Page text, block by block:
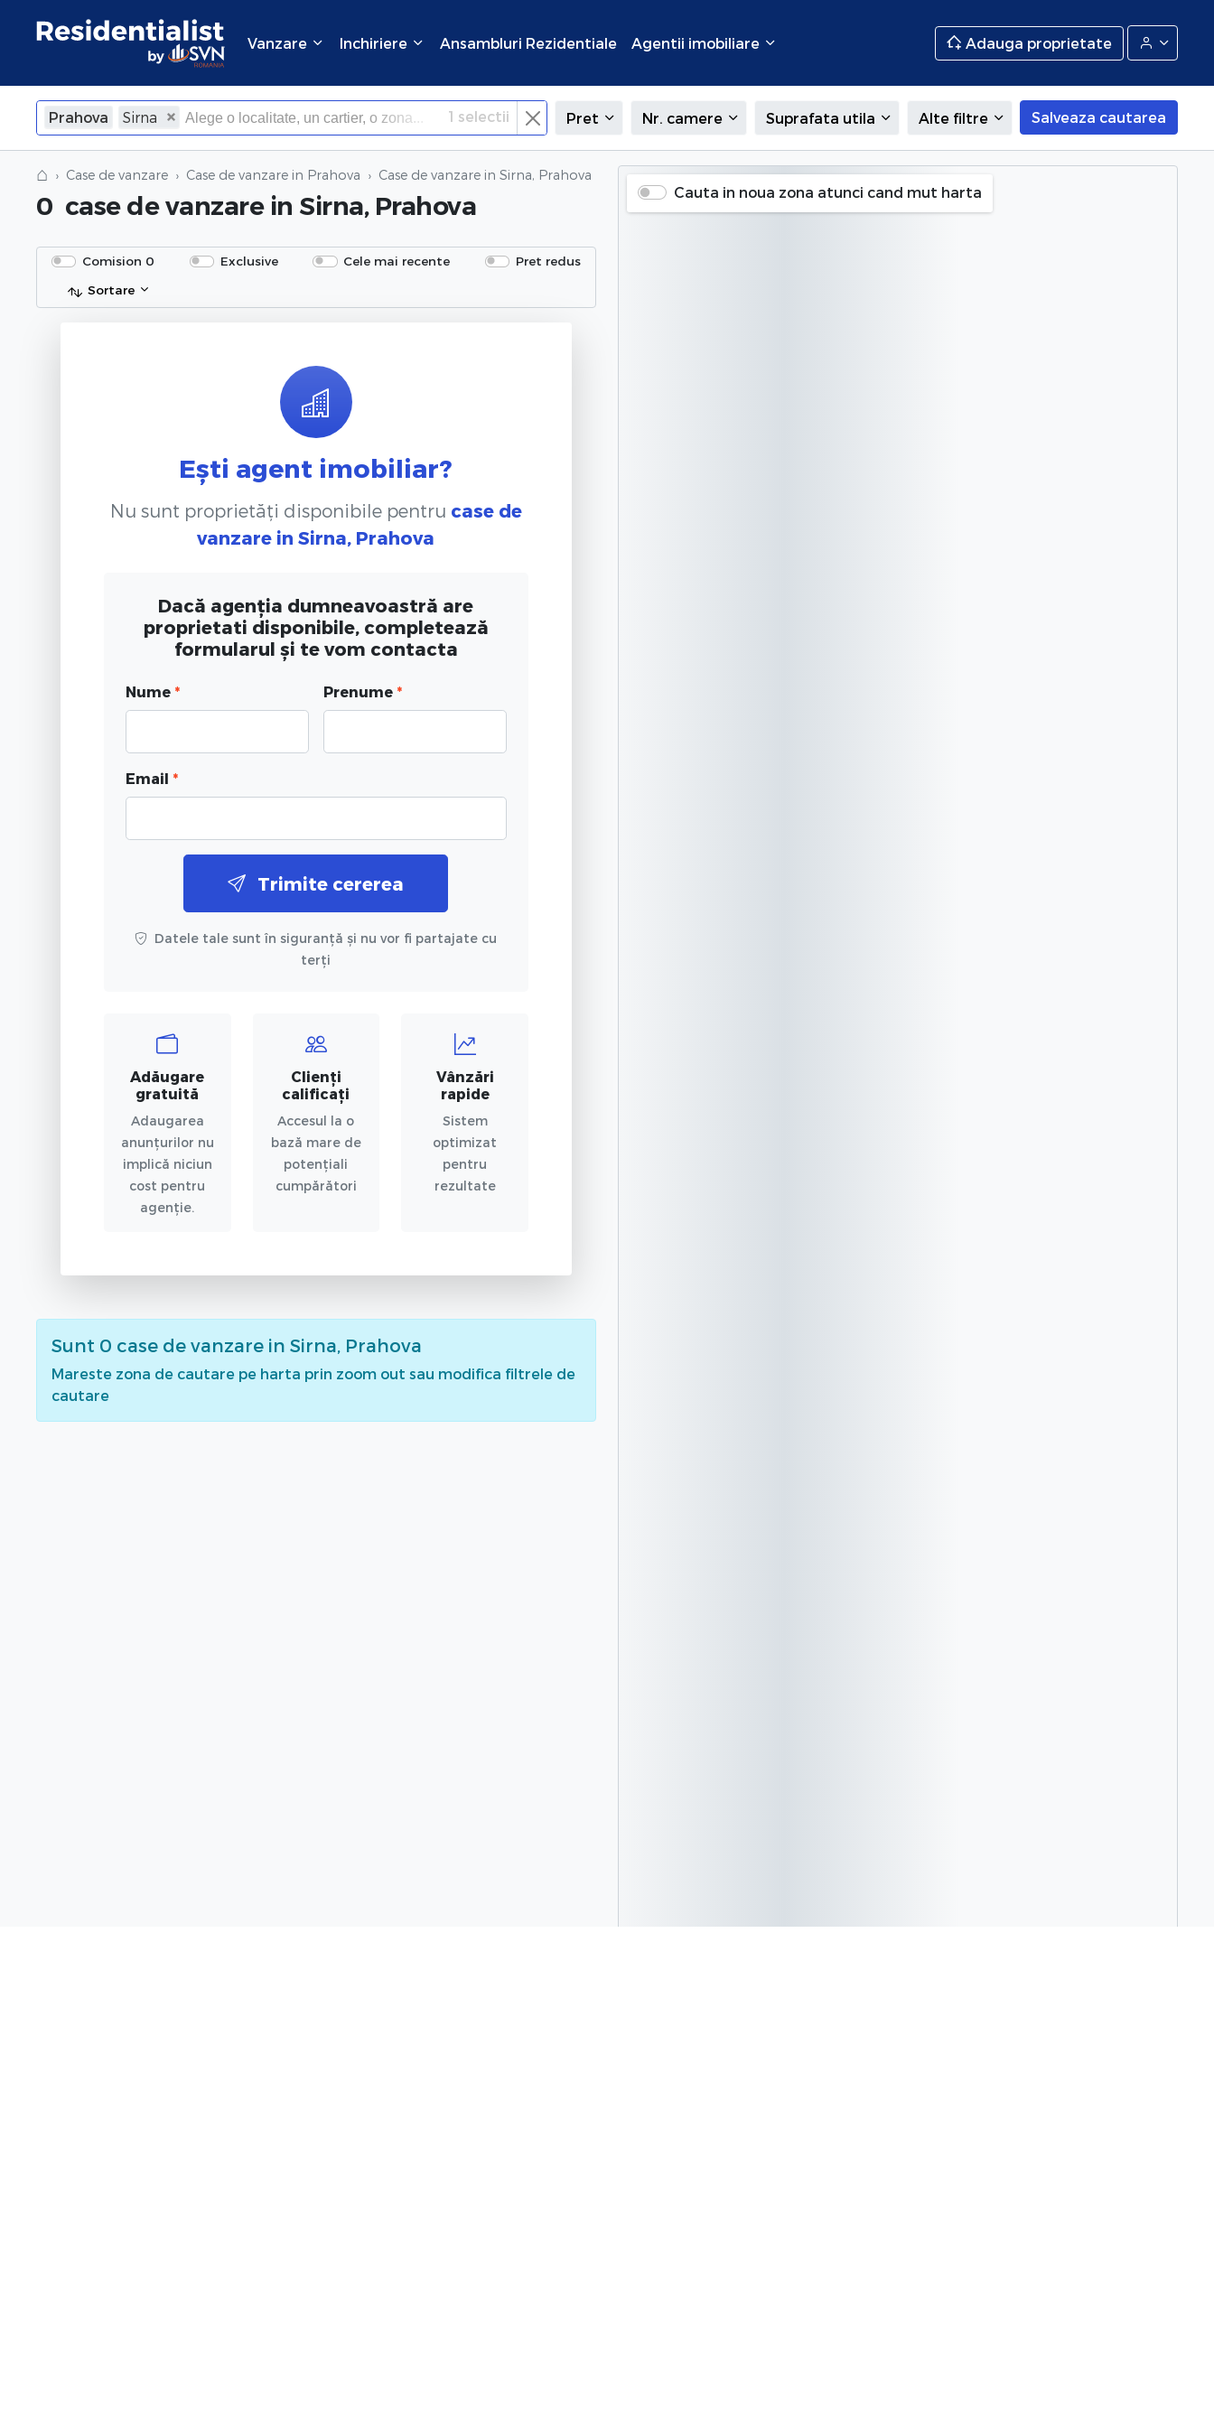
Vanzare Inchiriere Ansambluri Rezidentiale Agentii imobiliare Adauga proprietate
Prahova Sirna
×Inchide
1 selectii Pret Nr. camere Suprafata utila Alte filtre Salveaza cautarea
⌂ Case de vanzare Case de vanzare in Prahova Case de vanzare in Sirna, Prahova
0 case de vanzare in Sirna, Prahova
Comision 0 Exclusive Cele mai recente
Pret redus
Sortare
Ești agent imobiliar?
Nu sunt proprietăți disponibile pentru case de
vanzare in Sirna, Prahova
Dacă agenția dumneavoastră are
proprietati disponibile, completează
formularul și te vom contacta
Nume * Prenume *
Email *
Trimite cererea
Datele tale sunt în siguranță și nu vor fi partajate cu
terți
Adăugare
gratuită
Adaugarea
anunțurilor nu
implică niciun
cost pentru
agenție.
Clienți
calificați
Accesul la o
bază mare de
potențiali
cumpărători
Vânzări
rapide
Sistem
optimizat
pentru
rezultate
Sunt 0 case de vanzare in Sirna, Prahova
Mareste zona de cautare pe harta prin zoom out sau modifica filtrele de
cautare
Cauta in noua zona atunci cand mut harta